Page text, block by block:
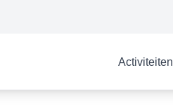
Activiteiten